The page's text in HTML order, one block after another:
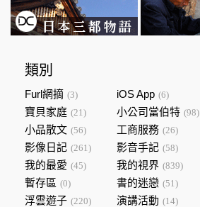
類別
Furl網摘 (3) iOS App (6)
寶貝家庭 (21) 小公司當伯特 (98)
小品散文 (56) 工商服務 (26)
影像日記 (261) 影音手記 (58)
我的最愛 (45) 我的視界 (839)
暫存區 (0) 書的迷戀 (51)
浮雲遊子 (220) 演講活動 (14)